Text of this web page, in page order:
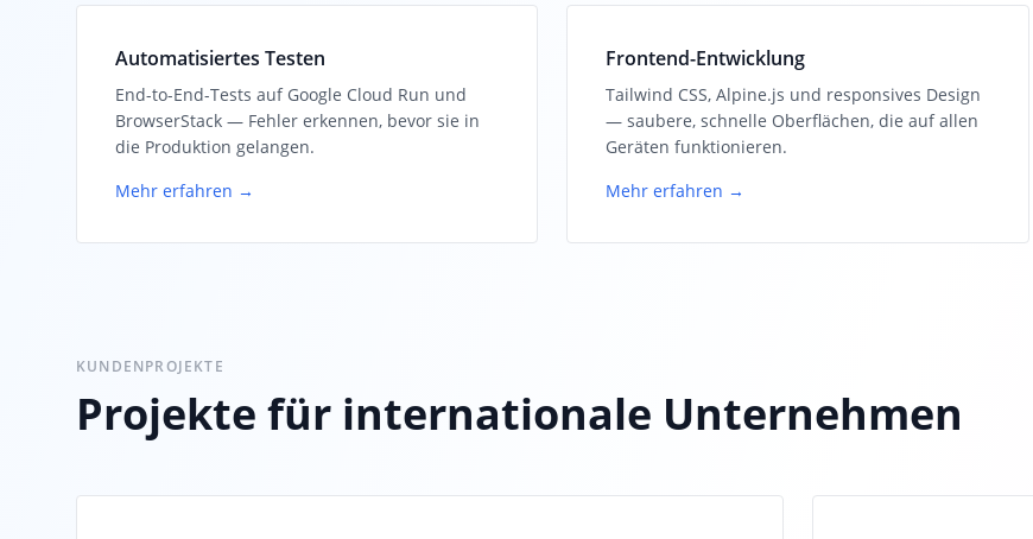
Automatisiertes Testen
End-to-End-Tests auf Google Cloud Run und
BrowserStack — Fehler erkennen, bevor sie in
die Produktion gelangen.
Mehr erfahren →
Frontend-Entwicklung
Tailwind CSS, Alpine.js und responsives Design
— saubere, schnelle Oberflächen, die auf allen
Geräten funktionieren.
Mehr erfahren →
KUNDENPROJEKTE
Projekte für internationale Unternehmen